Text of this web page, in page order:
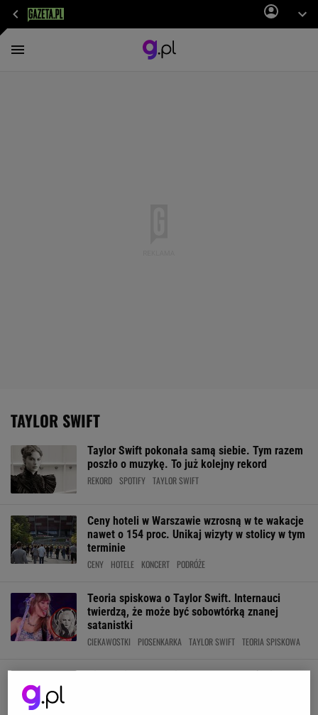
TAYLOR SWIFT
Taylor Swift pokonała samą siebie. Tym razem
poszło o muzykę. To już kolejny rekord
REKORD SPOTIFY TAYLOR SWIFT
Ceny hoteli w Warszawie wzrosną w te wakacje
nawet o 154 proc. Unikaj wizyty w stolicy w tym
terminie
CENY HOTELE KONCERT PODRÓŻE
Teoria spiskowa o Taylor Swift. Internauci
twierdzą, że może być sobowtórką znanej
satanistki
CIEKAWOSTKI PIOSENKARKA TAYLOR SWIFT TEORIA SPISKOWA
Piosenki Taylor Swift mogą ratować życie.